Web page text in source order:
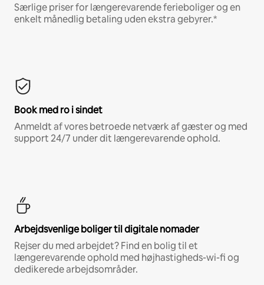
Særlige priser for længerevarende ferieboliger og en
enkelt månedlig betaling uden ekstra gebyrer.*
Book med ro i sindet
Anmeldt af vores betroede netværk af gæster og med
support 24/7 under dit længerevarende ophold.
Arbejdsvenlige boliger til digitale nomader
Rejser du med arbejdet? Find en bolig til et
længerevarende ophold med højhastigheds-wi-fi og
dedikerede arbejdsområder.